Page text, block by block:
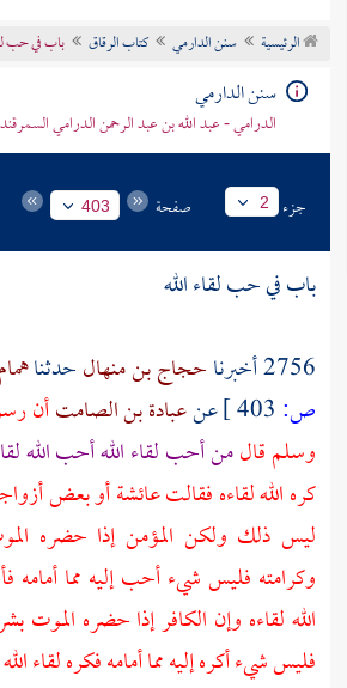
تراجم الأعلام
الرئيسية سنن الدارمي كتاب الرقاق باب في حب
سنن الدارمي
الدرامي - عبد الله بن عبد الرحمن الدرامي
جزء 2 صفحة 403
باب في حب لقاء الله
2756 أخبرنا
حجاج بن منهالحدثنا
ص:
عنعبادة بن الصامتأن
وسلم قالمن أحب لقاء الله أحب الله
كره الله لقاءه فقالتعائشةأو بعض
ليس ذلك ولكن المؤمن إذا حضره
وكرامته فليس شيء أحب إليه مما أمامه
الله لقاءه وإن الكافر إذا حضره الموت
فليس شيء أكره إليه مما أمامه فكره لقاء